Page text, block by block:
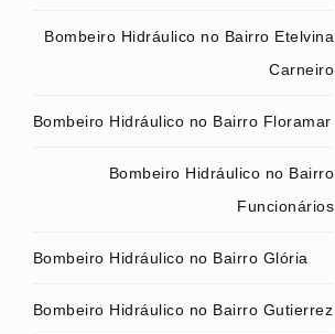
Bombeiro Hidráulico no Bairro Etelvina
Carneiro
Bombeiro Hidráulico no Bairro Floramar
Bombeiro Hidráulico no Bairro
Funcionários
Bombeiro Hidráulico no Bairro Glória
Bombeiro Hidráulico no Bairro Gutierrez